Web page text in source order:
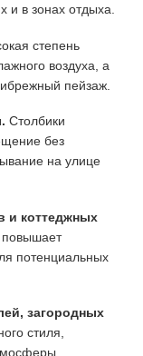
и в зонах отдыха.
степень
воздуха, а
пейзаж.
Столбики
без
на улице
и коттеджных
потенциальных
загородных
стиля,